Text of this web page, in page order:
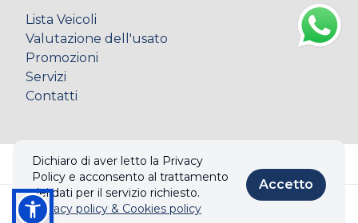
Chiama
Lista Veicoli
Valutazione dell'usato
Promozioni
Servizi
Contatti
Dichiaro di aver letto la Privacy
Policy e acconsento al trattamento
dei dati per il servizio richiesto.
Privacy policy & Cookies policy
Accetto
© 2026 AUTOVIVA S.r.l.. Tutti i diritti riservati.
Privacy policy & Cookies policy
Realizzato con